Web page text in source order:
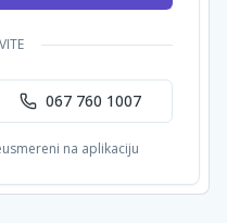
067 760 1007
na aplikaciju